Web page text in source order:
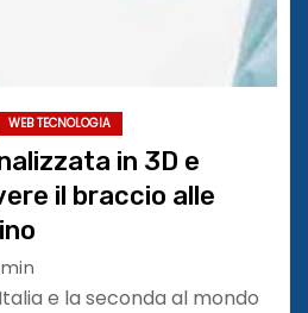
WEB TECNOLOGIA
in 3D e
il braccio alle
e la seconda al mondo